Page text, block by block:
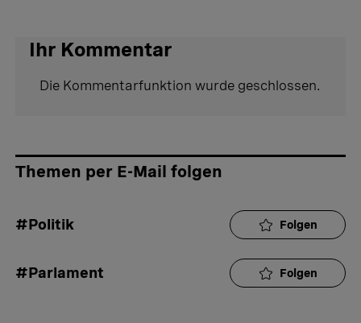
Ihr Kommentar
Die Kommentarfunktion wurde geschlossen.
Themen per E-Mail folgen
#Politik Folgen
#Parlament Folgen